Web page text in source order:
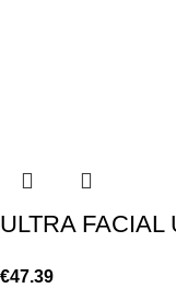
ULTRA
€47.39